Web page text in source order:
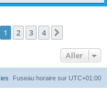
1 2 3 4
Aller
Fuseau horaire sur UTC+01:00